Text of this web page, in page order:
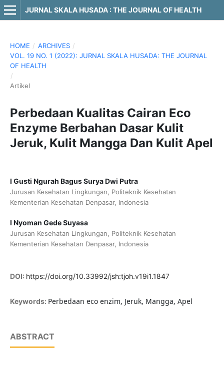
JURNAL SKALA HUSADA : THE JOURNAL OF HEALTH
HOME / ARCHIVES /
VOL. 19 NO. 1 (2022): JURNAL SKALA HUSADA: THE JOURNAL
OF HEALTH
/
Artikel
Perbedaan Kualitas Cairan Eco
Enzyme Berbahan Dasar Kulit
Jeruk, Kulit Mangga Dan Kulit Apel
I Gusti Ngurah Bagus Surya Dwi Putra
Jurusan Kesehatan Lingkungan, Politeknik Kesehatan
Kementerian Kesehatan Denpasar, Indonesia
I Nyoman Gede Suyasa
Jurusan Kesehatan Lingkungan, Politeknik Kesehatan
Kementerian Kesehatan Denpasar, Indonesia
DOI: https://doi.org/10.33992/jsh:tjoh.v19i1.1847
Keywords: Perbedaan eco enzim, Jeruk, Mangga, Apel
ABSTRACT